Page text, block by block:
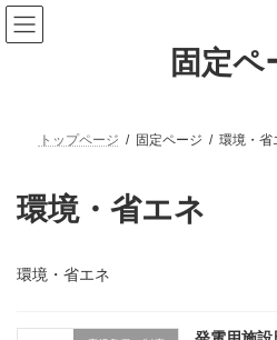
固定ペ
トップページ 固定ページ 環境・省
環境・省エネ
環境・省エネ